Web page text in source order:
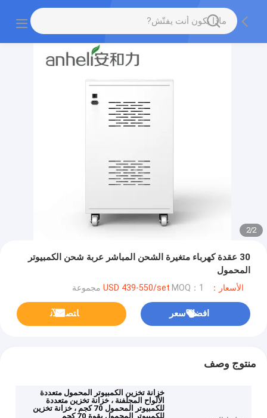
2
/
2
30 عقدة كهرباء متغيرة الشحن المباشر عربة شحن الكمبيوتر
المحمول
الأسعار：USD 439-550/set MOQ：1 مجموعة
افضل سعر ﺎﺘﺼﻟ ﺍﻶﻧ
منتوج وصف
خزانة تخزين الكمبيوتر المحمول متعددة
الألواح المجلفنة ، خزانة تخزين متعددة
للكمبيوتر المحمول 70 كجم ، خزانة تخزين
للكمبيوتر المحمول بقوة 70 كجم